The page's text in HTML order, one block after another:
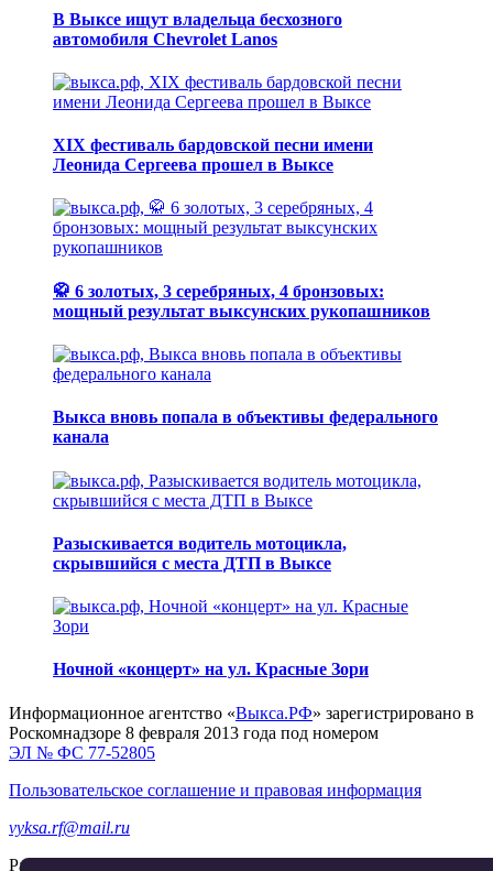
В Выксе ищут владельца бесхозного
автомобиля Chevrolet Lanos
XIX фестиваль бардовской песни имени
Леонида Сергеева прошел в Выксе
🥋 6 золотых, 3 серебряных, 4 бронзовых:
мощный результат выксунских рукопашников
Выкса вновь попала в объективы федерального
канала
Разыскивается водитель мотоцикла,
скрывшийся с места ДТП в Выксе
Ночной «концерт» на ул. Красные Зори
Информационное агентство «Выкса.РФ» зарегистрировано в
Роскомнадзоре 8 февраля 2013 года под номером
ЭЛ № ФС 77-52805
Пользовательское соглашение и правовая информация
vyksa.rf@mail.ru
Разработка и продвижение —